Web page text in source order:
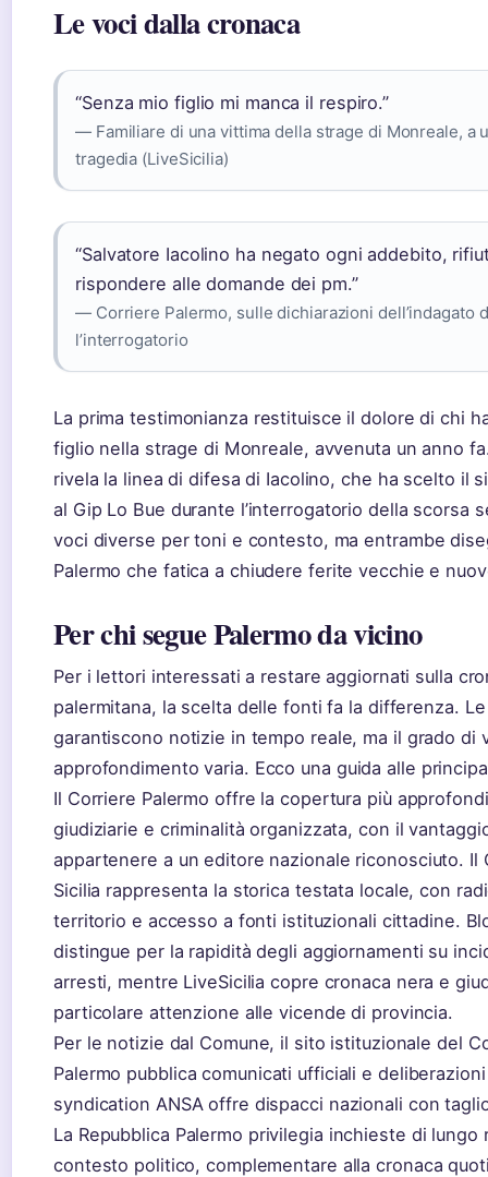
Le voci dalla cronaca
“Senza mio figlio mi manca il respiro.”
— Familiare di una vittima della strage di Monreale, a
tragedia (LiveSicilia)
“Salvatore Iacolino ha negato ogni addebito,
rispondere alle domande dei pm.”
— Corriere Palermo, sulle dichiarazioni dell’indagato
l’interrogatorio
La prima testimonianza restituisce il dolore di chi
figlio nella strage di Monreale, avvenuta un anno
rivela la linea di difesa di Iacolino, che ha scelto il
al Gip Lo Bue durante l’interrogatorio della scorsa
voci diverse per toni e contesto, ma entrambe
Palermo che fatica a chiudere ferite vecchie e
Per chi segue Palermo da vicino
Per i lettori interessati a restare aggiornati sulla
palermitana, la scelta delle fonti fa la differenza.
garantiscono notizie in tempo reale, ma il grado di
approfondimento varia. Ecco una guida alle
Il Corriere Palermo offre la copertura più
giudiziarie e criminalità organizzata, con il
appartenere a un editore nazionale riconosciuto. Il
Sicilia rappresenta la storica testata locale, con
territorio e accesso a fonti istituzionali cittadine.
distingue per la rapidità degli aggiornamenti su
arresti, mentre LiveSicilia copre cronaca nera e
particolare attenzione alle vicende di provincia.
Per le notizie dal Comune, il sito istituzionale del
Palermo pubblica comunicati ufficiali e
syndication ANSA offre dispacci nazionali con
La Repubblica Palermo privilegia inchieste di lungo
contesto politico, complementare alla cronaca